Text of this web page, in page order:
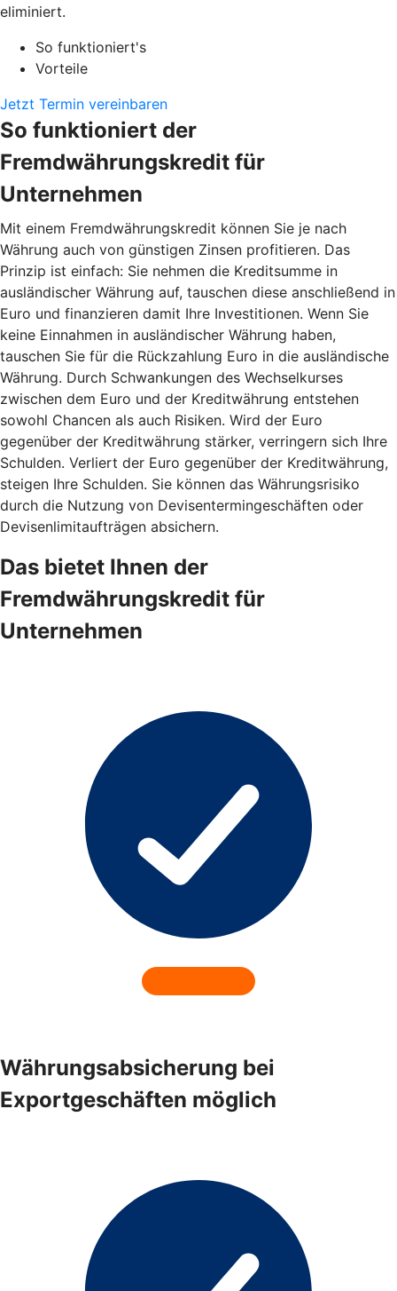
eliminiert.
So funktioniert's
Vorteile
Jetzt Termin vereinbaren
So funktioniert der
Fremdwährungskredit für
Unternehmen
Mit einem Fremdwährungskredit können Sie je nach
Währung auch von günstigen Zinsen profitieren. Das
Prinzip ist einfach: Sie nehmen die Kreditsumme in
ausländischer Währung auf, tauschen diese anschließend in
Euro und finanzieren damit Ihre Investitionen. Wenn Sie
keine Einnahmen in ausländischer Währung haben,
tauschen Sie für die Rückzahlung Euro in die ausländische
Währung. Durch Schwankungen des Wechselkurses
zwischen dem Euro und der Kreditwährung entstehen
sowohl Chancen als auch Risiken. Wird der Euro
gegenüber der Kreditwährung stärker, verringern sich Ihre
Schulden. Verliert der Euro gegenüber der Kreditwährung,
steigen Ihre Schulden. Sie können das Währungsrisiko
durch die Nutzung von Devisentermingeschäften oder
Devisenlimitaufträgen absichern.
Das bietet Ihnen der
Fremdwährungskredit für
Unternehmen
Währungsabsicherung bei
Exportgeschäften möglich